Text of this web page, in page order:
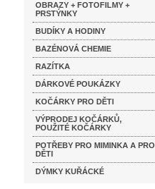
OBRAZY + FOTOFILMY +
PRSTÝNKY
BUDÍKY A HODINY
BAZÉNOVÁ CHEMIE
RAZÍTKA
DÁRKOVÉ POUKÁZKY
KOČÁRKY PRO DĚTI
VÝPRODEJ KOČÁRKŮ,
POUŽITÉ KOČÁRKY
POTŘEBY PRO MIMINKA A PRO
DĚTI
DÝMKY KUŘÁCKÉ